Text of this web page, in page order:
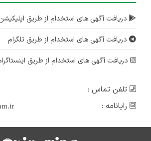
دریافت آگهی های استخدام از طریق
دریافت آگهی های استخدام از طریق تلگرام
دریافت آگهی های استخدام از طریق
تلفن تماس :
رایانامه :